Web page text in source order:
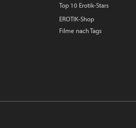
Top 10 Erotik-Stars
EROTIK-Shop
Filme nach Tags